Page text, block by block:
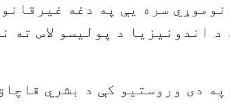
سره یې په دغه
اندونیزیا د پولیسو لاس ته
دی وروستیو کې د بشري